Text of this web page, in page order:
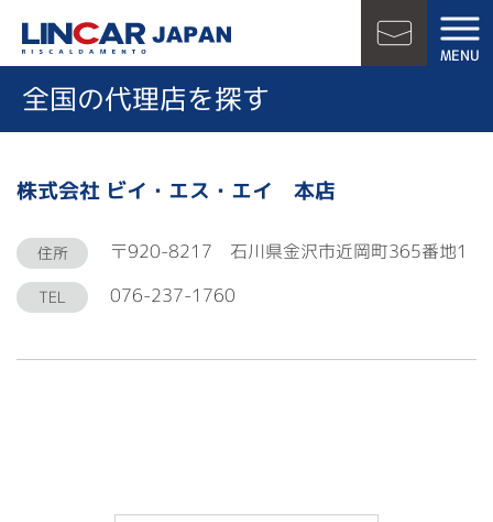
MENU
全国の代理店を探す
株式会社 ビイ・エス・エイ 本店
住所 〒920-8217 石川県金沢市近岡町365番地1
TEL 076-237-1760